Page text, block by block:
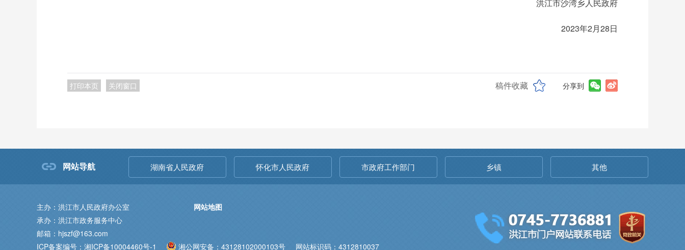
洪江市沙湾乡人民政府
2023年2月28日
打印本页 关闭窗口 稿件收藏 分享到
网站导航 湖南省人民政府 怀化市人民政府 市政府工作部门 乡镇 其他
主办：洪江市人民政府办公室
承办：洪江市政务服务中心
邮箱：hjszf@163.com
ICP备案编号：湘ICP备10004460号-1
湘公网安备：43128102000103号 网站标识码：4312810037
网站地图